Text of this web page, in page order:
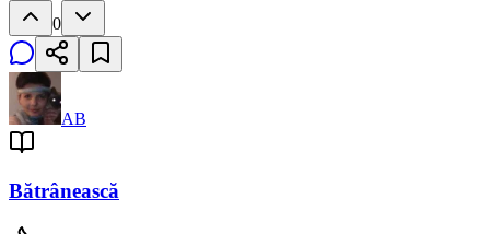
0
AB
Bătrânească